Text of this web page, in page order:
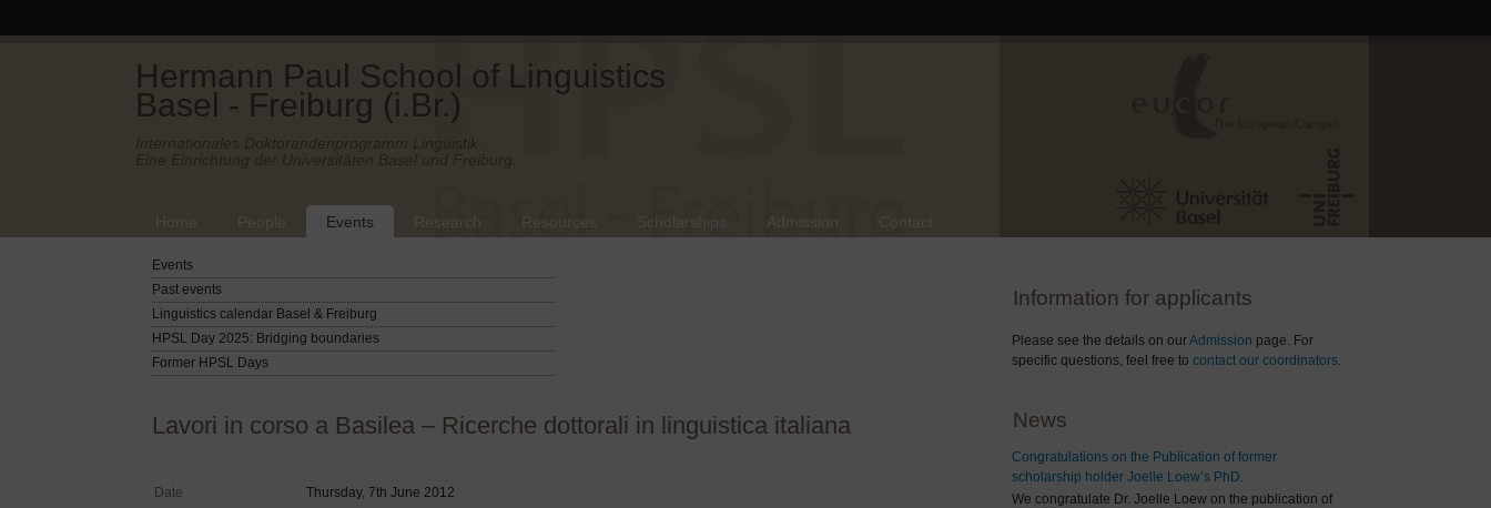
Hermann Paul School of Linguistics
Basel - Freiburg (i.Br.)
Events
Events
Past events
Linguistics calendar Basel & Freiburg
HPSL Day 2025: Bridging boundaries
Former HPSL Days
Lavori in corso a Basilea – Ricerche dottorali in linguistica italiana
Date Thursday, 7th June 2012
Information for applicants
Please see the details on ourAdmission page. For
specific questions, feel free to contact our coordinators.
News
Congratulations on the Publication of former
scholarship holder Joelle Loew’s PhD.
We congratulate Dr. Joelle Loew on the publication of